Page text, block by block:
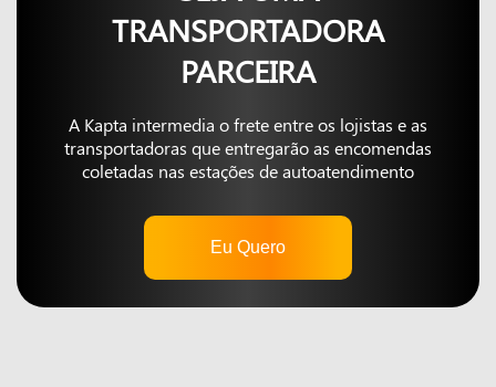
TRANSPORTADORA
PARCEIRA
A Kapta intermedia o frete entre os lojistas e as
transportadoras que entregarão as encomendas
coletadas nas estações de autoatendimento
Eu Quero